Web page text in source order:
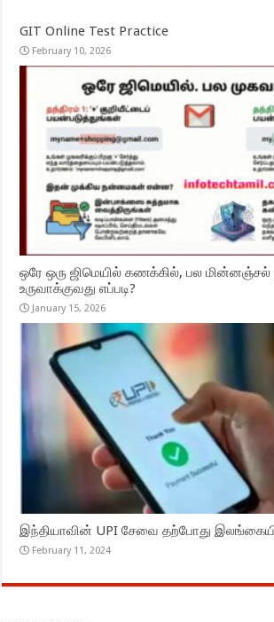
GIT Online Test Practice
February 10, 2026
ஒரே ஒரு ஜிமெயில் கணக்கில், பல மின்னஞ்சல்
உருவாக்குவது எப்படி?
January 15, 2026
இந்தியாவின் UPI சேவை தற்போது
February 11, 2024